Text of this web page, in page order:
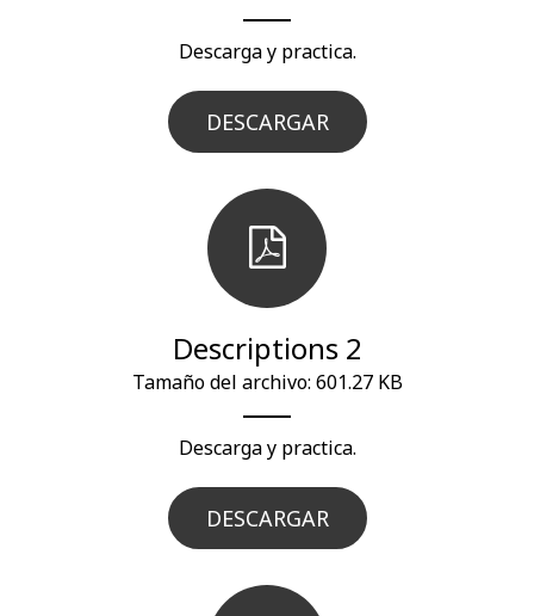
Descarga y practica.
DESCARGAR
Descriptions 2
Tamaño del archivo: 601.27 KB
Descarga y practica.
DESCARGAR